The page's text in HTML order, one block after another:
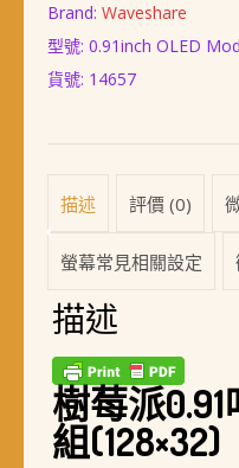
Brand: Waveshare
型號: 0.91inch OLED
貨號: 14657
描述 評價 (0)
螢幕常見相關設定
描述
樹莓派0.91
組(128×32)